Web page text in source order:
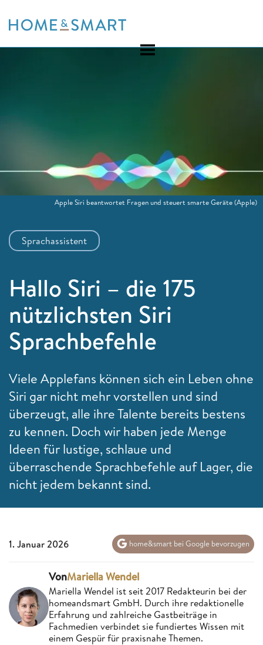
to
Sprachassistent
Hallo Siri – die 175
nützlichsten Siri
Sprachbefehle
Viele Applefans können sich ein Leben ohne
Siri gar nicht mehr vorstellen und sind
überzeugt, alle ihre Talente bereits bestens
zu kennen. Doch wir haben jede Menge
Ideen für lustige, schlaue und
überraschende Sprachbefehle auf Lager, die
nicht jedem bekannt sind.
Apple Siri beantwortet Fragen und steuert smarte Geräte(Apple)
1. Januar 2026 home&smart bei Google bevorzugen
VonMariella Wendel
Mariella Wendel ist seit 2017 Redakteurin bei der
homeandsmart GmbH. Durch ihre redaktionelle
Erfahrung und zahlreiche Gastbeiträge in
Fachmedien verbindet sie fundiertes Wissen mit
einem Gespür für praxisnahe Themen.